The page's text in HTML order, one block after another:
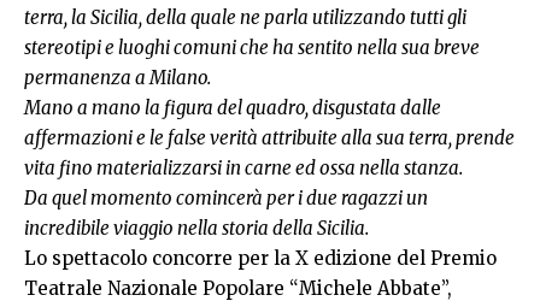
terra, la Sicilia, della quale ne parla utilizzando tutti gli
stereotipi e luoghi comuni che ha sentito nella sua breve
permanenza a Milano.
Mano a mano la figura del quadro, disgustata dalle
affermazioni e le false verità attribuite alla sua terra, prende
vita fino materializzarsi in carne ed ossa nella stanza.
Da quel momento comincerà per i due ragazzi un
incredibile viaggio nella storia della Sicilia.
Lo spettacolo concorre per la X edizione del Premio
Teatrale Nazionale Popolare “Michele Abbate”,